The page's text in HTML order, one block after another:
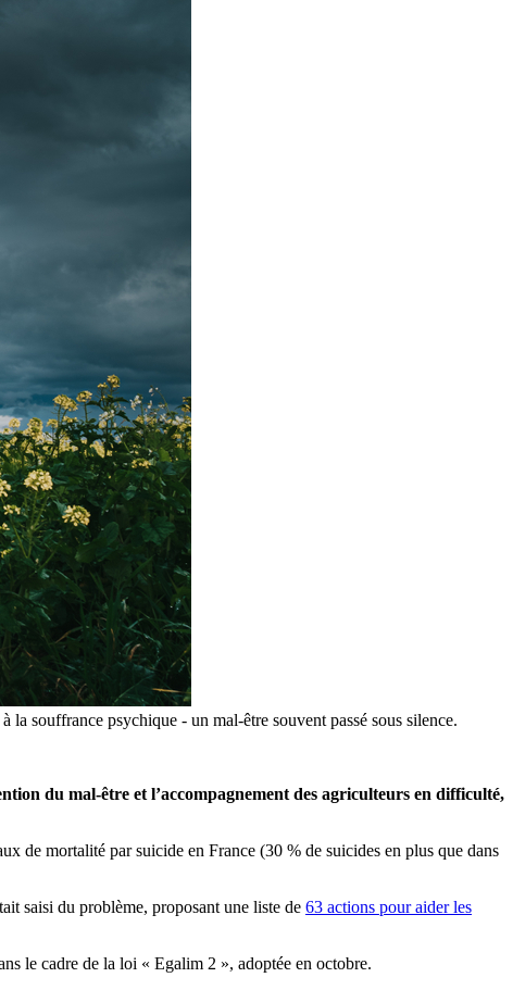
souffrance psychique - un mal-être souvent passé sous silence.
du mal-être et l’accompagnement des agriculteurs en difficulté,
de mortalité par suicide en France (30 % de suicides en plus que dans
saisi du problème, proposant une liste de 63 actions pour aider les
le cadre de la loi « Egalim 2 », adoptée en octobre.